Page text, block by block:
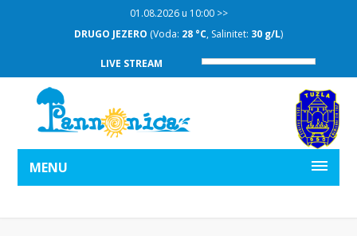
01.08.2026 u 10:00 >>
DRUGO JEZERO (Voda: 28 °C, Salinitet: 30 g/L)
LIVE STREAM
MENU